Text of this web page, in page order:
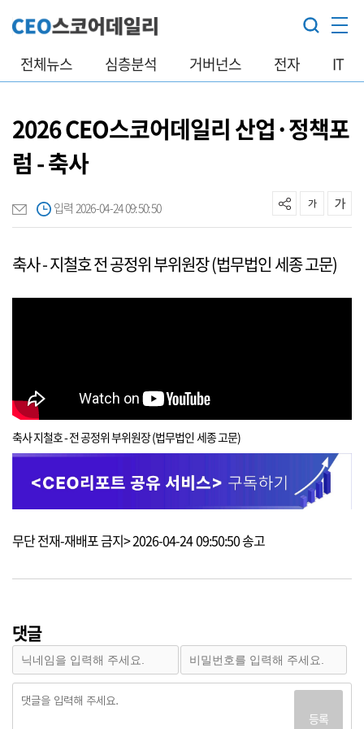
전체뉴스 심층분석 거버넌스 전자 IT
2026 CEO스코어데일리 산업·정책포
럼 - 축사
입력 2026-04-24 09:50:50
축사 - 지철호 전 공정위 부위원장 (법무법인 세종 고문)
축사 지철호 - 전 공정위 부위원장 (법무법인 세종 고문)
무단 전재-재배포 금지> 2026-04-24 09:50:50 송고
댓글
등록